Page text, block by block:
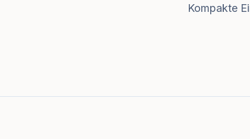
Kompakte